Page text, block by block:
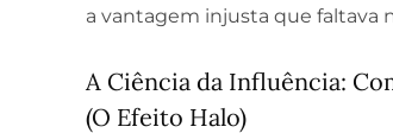
a vantagem injusta que faltava
A Ciência da Influência:
(O Efeito Halo)